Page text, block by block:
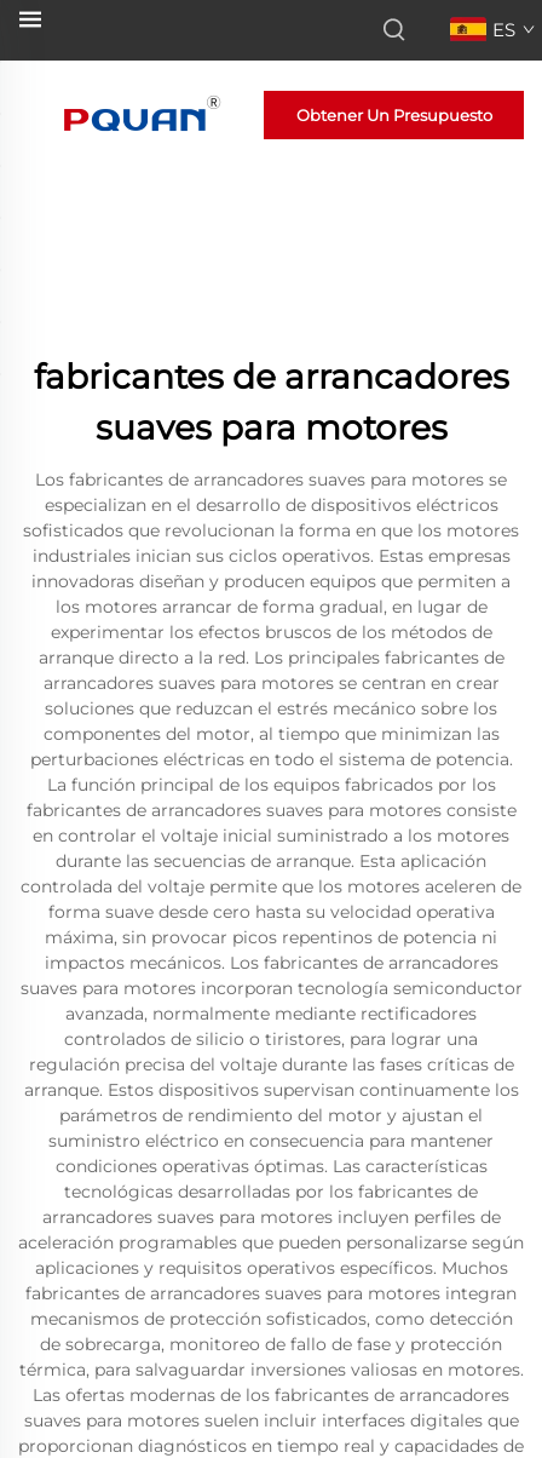
ES
Obtener Un Presupuesto
fabricantes de arrancadores
suaves para motores
Los fabricantes de arrancadores suaves para motores se
especializan en el desarrollo de dispositivos eléctricos
sofisticados que revolucionan la forma en que los motores
industriales inician sus ciclos operativos. Estas empresas
innovadoras diseñan y producen equipos que permiten a
los motores arrancar de forma gradual, en lugar de
experimentar los efectos bruscos de los métodos de
arranque directo a la red. Los principales fabricantes de
arrancadores suaves para motores se centran en crear
soluciones que reduzcan el estrés mecánico sobre los
componentes del motor, al tiempo que minimizan las
perturbaciones eléctricas en todo el sistema de potencia.
La función principal de los equipos fabricados por los
fabricantes de arrancadores suaves para motores consiste
en controlar el voltaje inicial suministrado a los motores
durante las secuencias de arranque. Esta aplicación
controlada del voltaje permite que los motores aceleren de
forma suave desde cero hasta su velocidad operativa
máxima, sin provocar picos repentinos de potencia ni
impactos mecánicos. Los fabricantes de arrancadores
suaves para motores incorporan tecnología semiconductor
avanzada, normalmente mediante rectificadores
controlados de silicio o tiristores, para lograr una
regulación precisa del voltaje durante las fases críticas de
arranque. Estos dispositivos supervisan continuamente los
parámetros de rendimiento del motor y ajustan el
suministro eléctrico en consecuencia para mantener
condiciones operativas óptimas. Las características
tecnológicas desarrolladas por los fabricantes de
arrancadores suaves para motores incluyen perfiles de
aceleración programables que pueden personalizarse según
aplicaciones y requisitos operativos específicos. Muchos
fabricantes de arrancadores suaves para motores integran
mecanismos de protección sofisticados, como detección
de sobrecarga, monitoreo de fallo de fase y protección
térmica, para salvaguardar inversiones valiosas en motores.
Las ofertas modernas de los fabricantes de arrancadores
suaves para motores suelen incluir interfaces digitales que
proporcionan diagnósticos en tiempo real y capacidades de